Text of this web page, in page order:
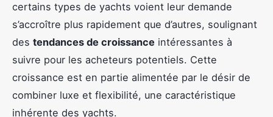
certains types de yachts voient leur demande
s’accroître plus rapidement que d’autres, soulignant
des tendances de croissance intéressantes à
suivre pour les acheteurs potentiels. Cette
croissance est en partie alimentée par le désir de
combiner luxe et flexibilité, une caractéristique
inhérente des yachts.